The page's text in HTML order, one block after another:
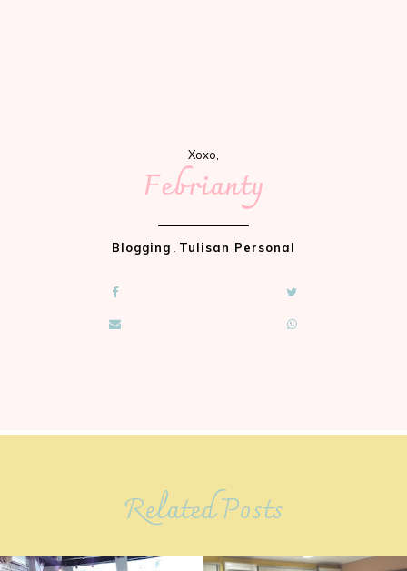
Xoxo,
Febrianty
Blogging . Tulisan Personal
Related Posts